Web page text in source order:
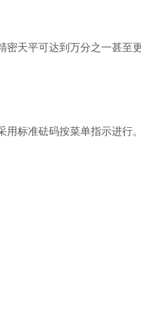
天平可达到万分之一甚至更
标准砝码按菜单指示进行。